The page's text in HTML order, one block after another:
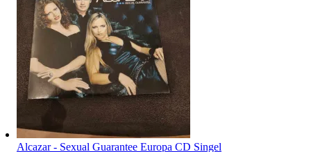
Alcazar - Sexual Guarantee Europa CD Singel